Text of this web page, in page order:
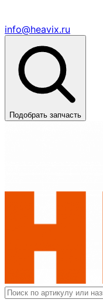
info@heavix.ru
Подобрать запчасть